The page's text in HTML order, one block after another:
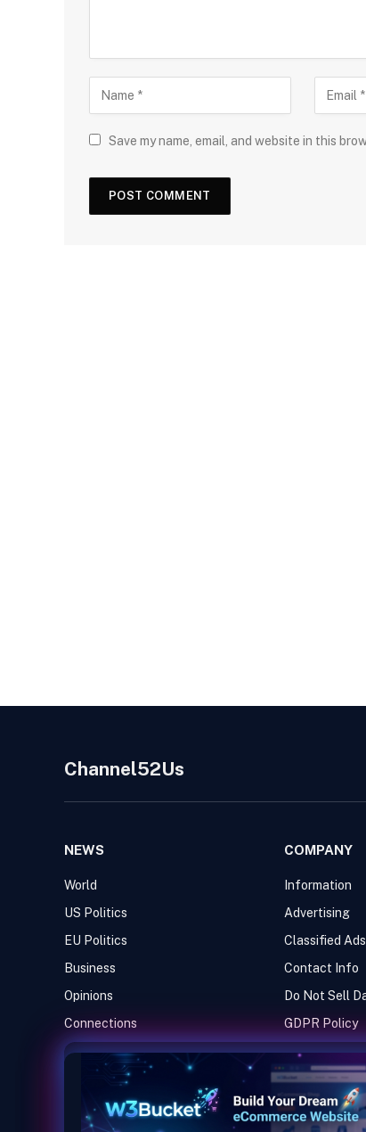
Save my name, email, and website in this
Channel52Us
NEWS
World
US Politics
EU Politics
Business
Opinions
Connections
COMPANY
Information
Advertising
Classified Ads
Contact Info
Do Not Sell
GDPR Policy